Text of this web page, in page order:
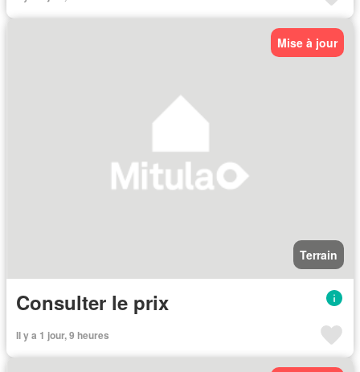
Mise à jour
Terrain
Consulter le prix
Il y a 1 jour, 9 heures